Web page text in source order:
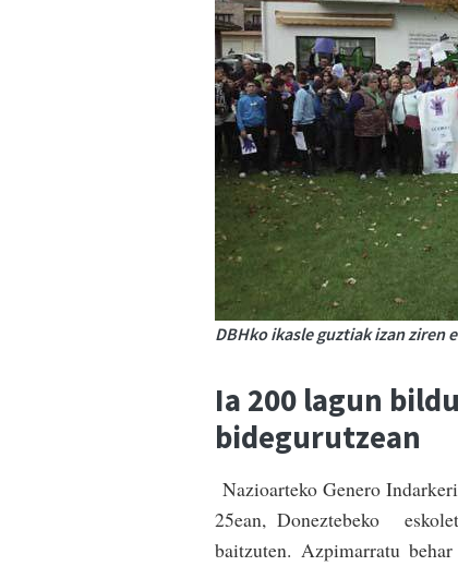
DBHko ikasle guztiak izan ziren
Ia 200 lagun
bidegurutzean
Nazioarteko Genero
25ean, Doneztebeko
baitzuten. Azpimarratu